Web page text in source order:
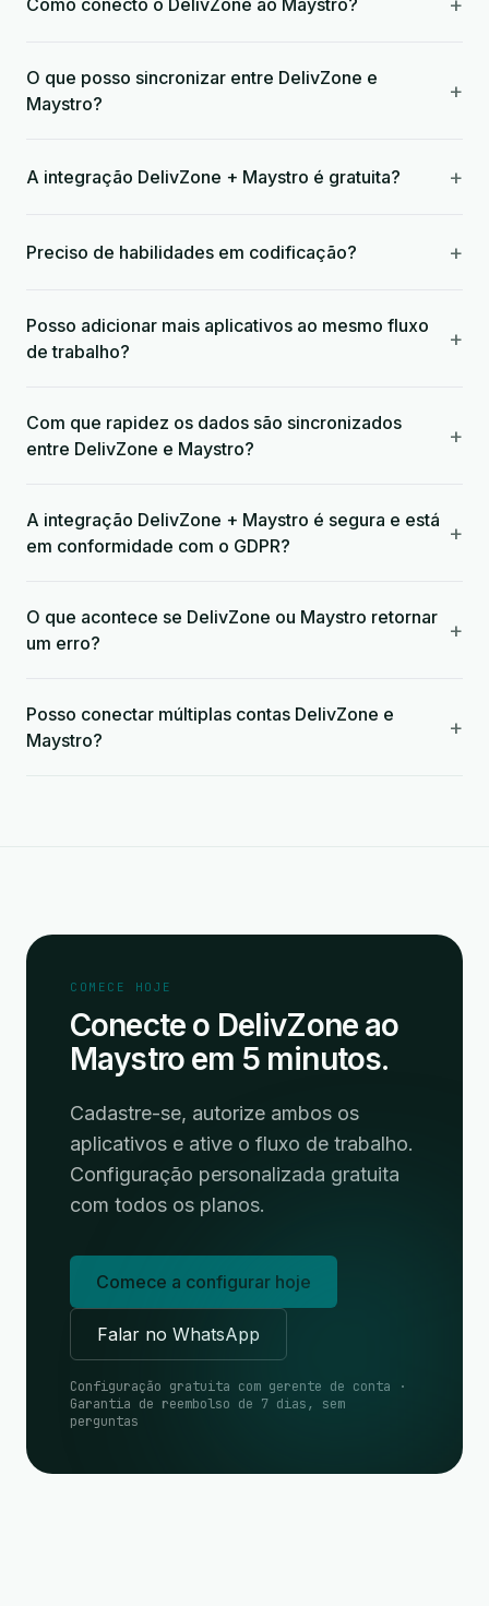
Como conecto o DelivZone ao Maystro?
O que posso sincronizar entre DelivZone e
Maystro?
+
A integração DelivZone + Maystro é gratuita? +
Preciso de habilidades em codificação? +
Posso adicionar mais aplicativos ao mesmo fluxo
de trabalho?
+
Com que rapidez os dados são sincronizados
entre DelivZone e Maystro?
+
A integração DelivZone + Maystro é segura e está
em conformidade com o GDPR?
+
O que acontece se DelivZone ou Maystro retornar
um erro?
+
Posso conectar múltiplas contas DelivZone e
Maystro?
+
COMECE HOJE
Conecte o DelivZone ao
Maystro em 5 minutos.
Cadastre-se, autorize ambos os
aplicativos e ative o fluxo de trabalho.
Configuração personalizada gratuita
com todos os planos.
Comece a configurar hoje
Falar no WhatsApp
Configuração gratuita com gerente de conta ·
Garantia de reembolso de 7 dias, sem
perguntas